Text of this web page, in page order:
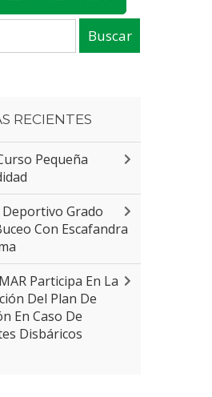
RECIENTES
Pequeña
Deportivo Grado
Con Escafandra
Participa En La
Del Plan De
En Caso De
Disbáricos